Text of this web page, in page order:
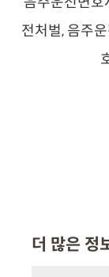
더 많은 정